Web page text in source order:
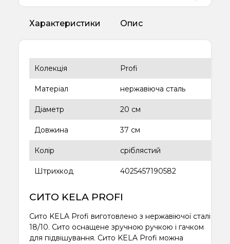
Характеристики Опис
Колекція Profi
Матеріал нержавіюча сталь
Діаметр 20 см
Довжина 37 см
Колір сріблястий
Штрихкод 4025457190582
СИТО KELA PROFI
Сито KELA Profi виготовлено з нержавіючої сталі
18/10. Сито оснащене зручною ручкою і гачком
для підвішування. Сито KELA Profi можна